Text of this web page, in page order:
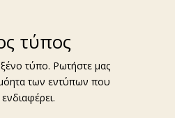
τύπος
τύπο. Ρωτήστε μας
των εντύπων που